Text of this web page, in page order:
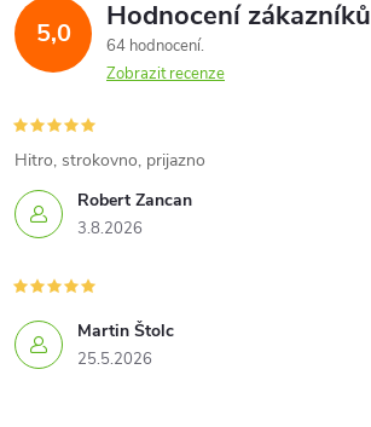
d
a
c
í
p
r
v
k
5,0 Hodnocení zákazníků
64 hodnocení
Zobrazit recenze
Robert Zancan
3.8.2026
Hitro, strokovno, prijazno
Martin Štolc
25.5.2026